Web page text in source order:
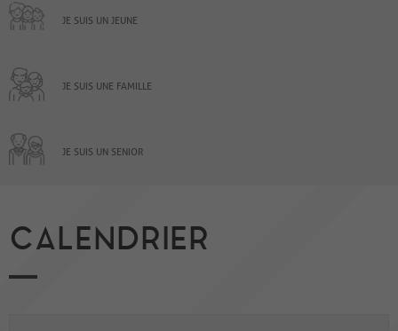
JE SUIS UN JEUNE
JE SUIS UNE FAMILLE
JE SUIS UN SENIOR
CALENDRIER